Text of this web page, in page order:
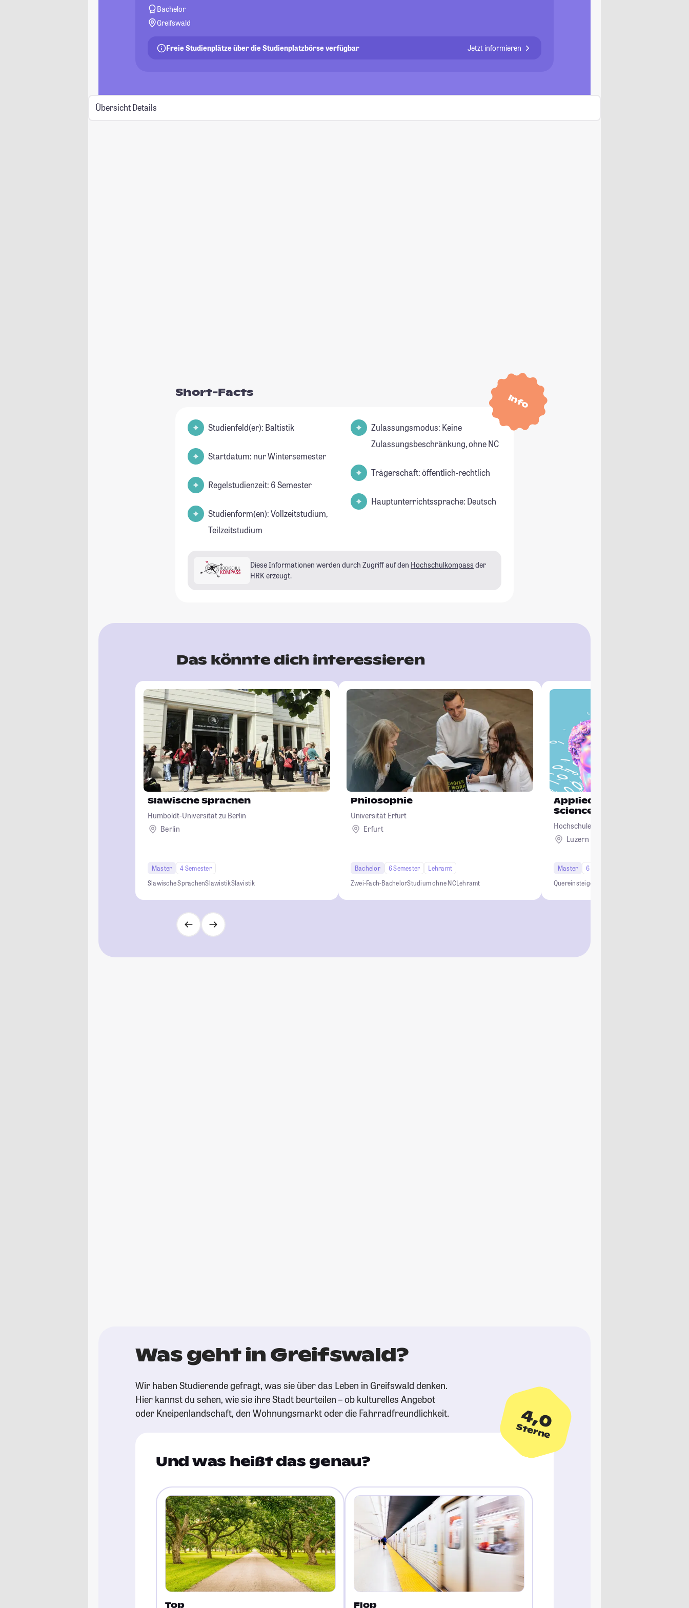
Bachelor
Greifswald
Freie Studienplätze über die Studienplatzbörse verfügbar Jetzt informieren
Übersicht Details
Info
Short-Facts
Studienfeld(er): Baltistik
Startdatum: nur Wintersemester
Regelstudienzeit: 6 Semester
Studienform(en): Vollzeitstudium,
Teilzeitstudium
Zulassungsmodus: Keine
Zulassungsbeschränkung, ohne NC
Trägerschaft: öffentlich-rechtlich
Hauptunterrichtssprache: Deutsch
Diese Informationen werden durch Zugriff auf den Hochschulkompass der
HRK erzeugt.
Das könnte dich interessieren
Slawische Sprachen
Humboldt-Universität zu Berlin
Berlin
Master
4 Semester
Slawische SprachenSlawistikSlavistik
Philosophie
Universität Erfurt
Erfurt
Bachelor 6 Semester
Lehramt
Zwei-Fach-BachelorStudium ohne NCLehramt
Applied Information and
Science
Hochschule Luzern
Luzern
Master
6 Semester
Quereinsteiger
Was geht in Greifswald?
Wir haben Studierende gefragt, was sie über das Leben in Greifswald denken.
Hier kannst du sehen, wie sie ihre Stadt beurteilen – ob kulturelles Angebot
oder Kneipenlandschaft, den Wohnungsmarkt oder die Fahrradfreundlichkeit.
4,0
Sterne
Und was heißt das genau?
Top Flop